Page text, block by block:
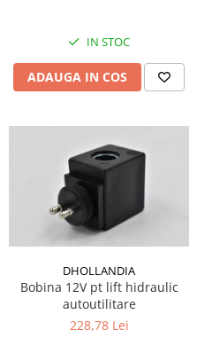
IN STOC
ADAUGA IN COS
DHOLLANDIA
Bobina 12V pt lift hidraulic
autoutilitare
228,78 Lei